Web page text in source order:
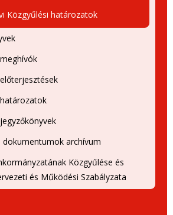
Közgyűlési határozatok
dokumentumok archívum
Közgyűlése és
és Működési Szabályzata